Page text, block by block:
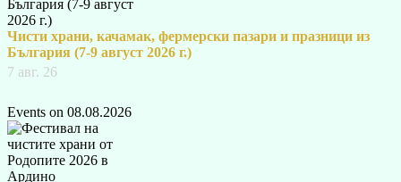
Чисти храни, качамак, фермерски пазари и празници из
България (7-9 август 2026 г.)
7 авг. 26
Events on 08.08.2026